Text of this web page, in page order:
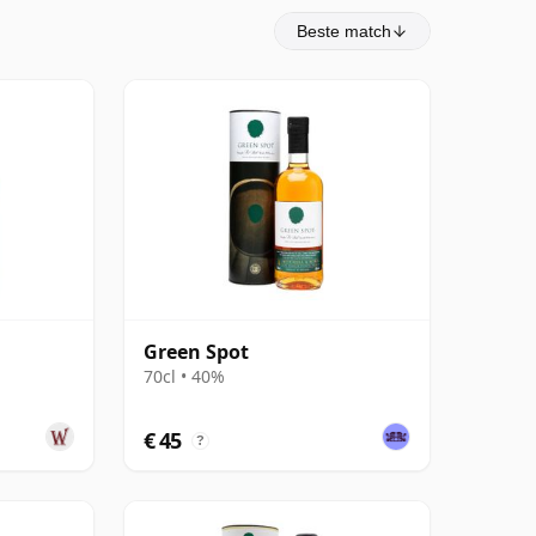
Beste match
Green Spot
70cl • 40%
€ 45 ?